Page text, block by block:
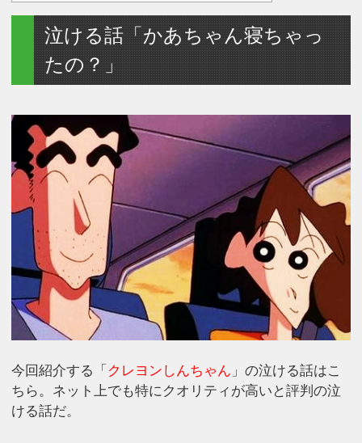
泣ける話「かあちゃん寝ちゃっ
たの？」
今回紹介する「 クレヨンしんちゃん 」の泣ける話はこ
ちら。ネット上でも特にクオリティが高いと評判の泣
ける話だ。